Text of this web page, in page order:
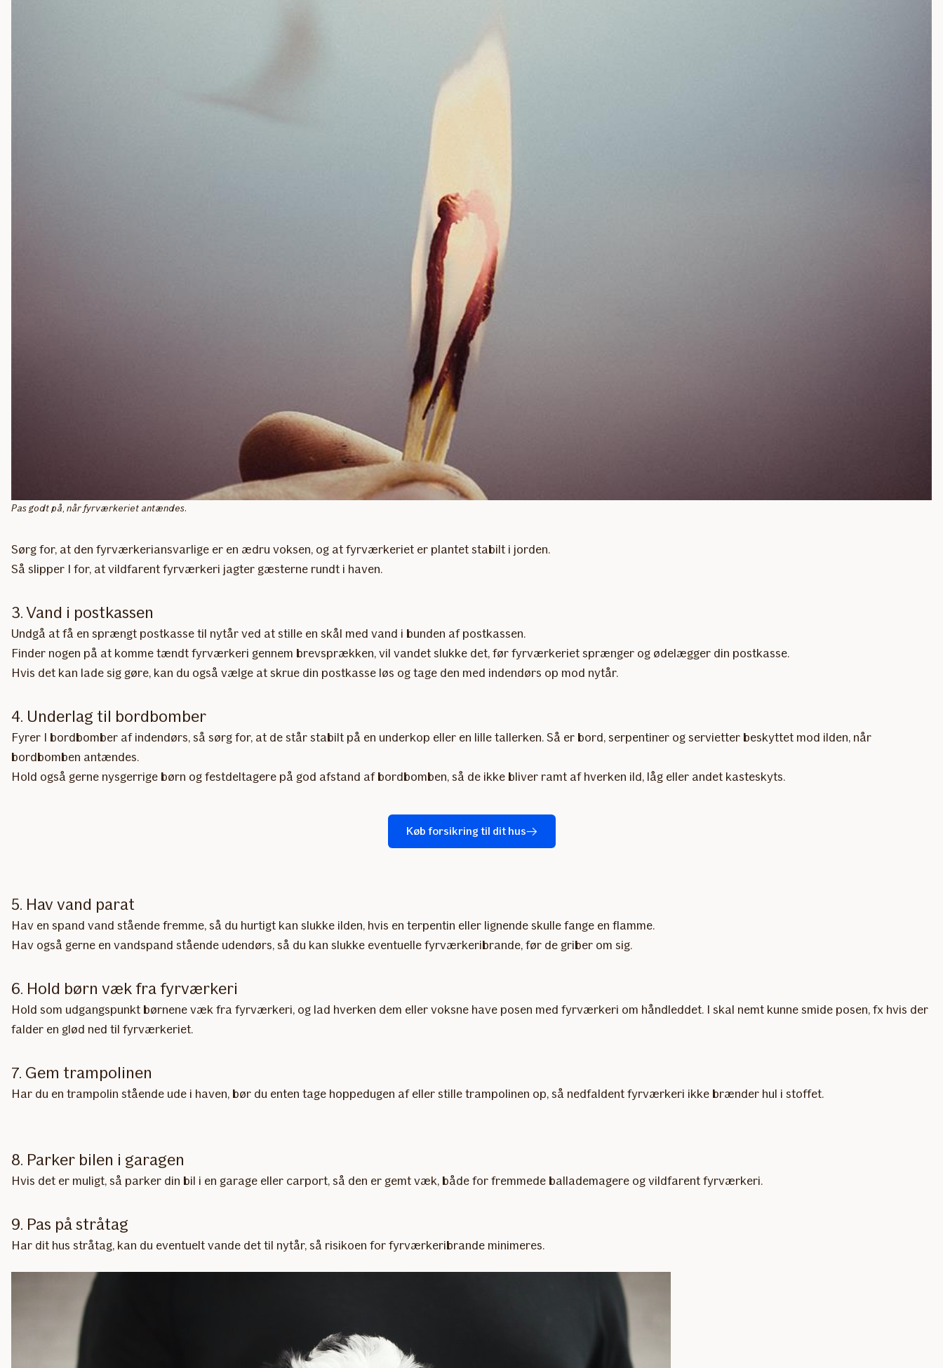
Pas godt på, når fyrværkeriet antændes.
Sørg for, at den fyrværkeriansvarlige er en ædru voksen, og at fyrværkeriet er plantet stabilt i jorden.
Så slipper I for, at vildfarent fyrværkeri jagter gæsterne rundt i haven.
3. Vand i postkassen
Undgå at få en sprængt postkasse til nytår ved at stille en skål med vand i bunden af postkassen.
Finder nogen på at komme tændt fyrværkeri gennem brevsprækken, vil vandet slukke det, før fyrværkeriet sprænger og ødelægger din postkasse.
Hvis det kan lade sig gøre, kan du også vælge at skrue din postkasse løs og tage den med indendørs op mod nytår.
4. Underlag til bordbomber
Fyrer I bordbomber af indendørs, så sørg for, at de står stabilt på en underkop eller en lille tallerken. Så er bord, serpentiner og servietter beskyttet mod ilden, når
bordbomben antændes.
Hold også gerne nysgerrige børn og festdeltagere på god afstand af bordbomben, så de ikke bliver ramt af hverken ild, låg eller andet kasteskyts.
Køb forsikring til dit hus
5. Hav vand parat
Hav en spand vand stående fremme, så du hurtigt kan slukke ilden, hvis en terpentin eller lignende skulle fange en flamme.
Hav også gerne en vandspand stående udendørs, så du kan slukke eventuelle fyrværkeribrande, før de griber om sig.
6. Hold børn væk fra fyrværkeri
Hold som udgangspunkt børnene væk fra fyrværkeri, og lad hverken dem eller voksne have posen med fyrværkeri om håndleddet. I skal nemt kunne smide posen, fx hvis der
falder en glød ned til fyrværkeriet.
7. Gem trampolinen
Har du en trampolin stående ude i haven, bør du enten tage hoppedugen af eller stille trampolinen op, så nedfaldent fyrværkeri ikke brænder hul i stoffet.
8. Parker bilen i garagen
Hvis det er muligt, så parker din bil i en garage eller carport, så den er gemt væk, både for fremmede ballademagere og vildfarent fyrværkeri.
9. Pas på stråtag
Har dit hus stråtag, kan du eventuelt vande det til nytår, så risikoen for fyrværkeribrande minimeres.